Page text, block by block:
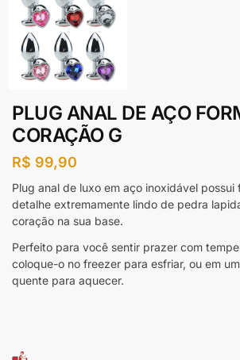
PLUG ANAL DE AÇO
CORAÇÃO G
R$ 99,90
Plug anal de luxo em aço inoxidável possui
detalhe extremamente lindo de pedra
coração na sua base.
Perfeito para você sentir prazer com
coloque-o no freezer para esfriar, ou em
quente para aquecer.